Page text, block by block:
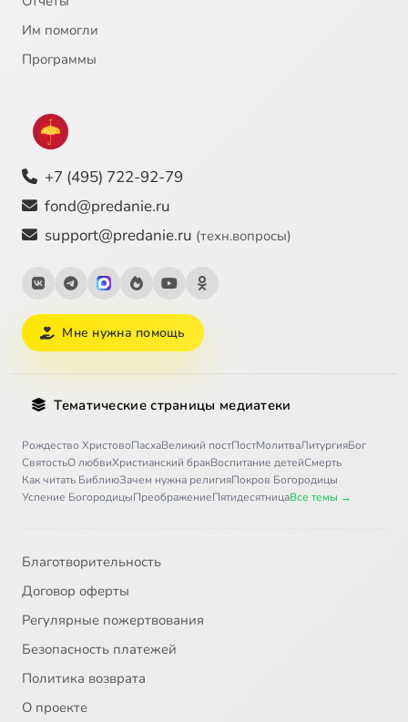
Им помогли
Программы
+7 (495) 722-92-79
fond@predanie.ru
support@predanie.ru (техн.вопросы)
Мне нужна помощь
Тематические страницы медиатеки
Рождество ХристовоПасхаВеликий постПостМолитваЛитургияБог
СвятостьО любвиХристианский бракВоспитание детейСмерть
Как читать БиблиюЗачем нужна религияПокров Богородицы
Успение БогородицыПреображениеПятидесятницаВсе темы →
Благотворительность
Договор оферты
Регулярные пожертвования
Безопасность платежей
Политика возврата
О проекте